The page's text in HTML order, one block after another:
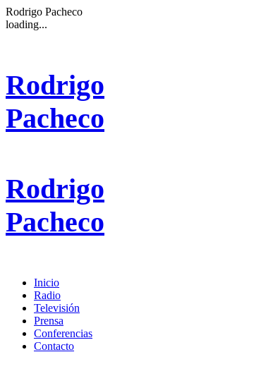
Rodrigo Pacheco
loading...
Rodrigo
Pacheco
Rodrigo
Pacheco
Inicio
Radio
Televisión
Prensa
Conferencias
Contacto